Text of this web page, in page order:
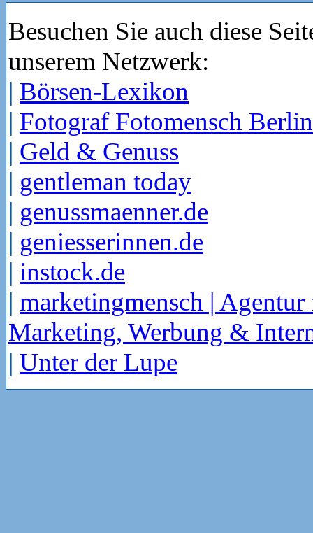
Besuchen Sie auch diese
unserem Netzwerk:
| Börsen-Lexikon
| Fotograf Fotomensch Berlin
| Geld & Genuss
| gentleman today
| genussmaenner.de
| geniesserinnen.de
| instock.de
| marketingmensch | Agentur
Marketing, Werbung &
| Unter der Lupe